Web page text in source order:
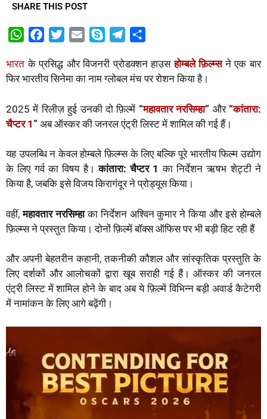
SHARE THIS POST
W
a
t
A
p
c
e
o
o
t
e
r
a
i
y
p
l
e
r
a
a
r
भारत के प्रसिद्ध और विजनरी प्रोडक्शन हाउसहोम्बले फ़िल्म्सने एक बार
फिर भारतीय सिनेमा का नाम ग्लोबल मंच पर रोशन किया है।
2025 में रिलीज़ हुई उनकी दो फ़िल्में “महावतार नरसिम्हा” और “कांतारा:
चैप्टर1” अब ऑस्कर की जनरल एंट्री लिस्ट में शामिल की गई हैं।
यह उपलब्धि न केवल होम्बले फ़िल्म्स के लिए बल्कि पूरे भारतीय फिल्म उद्योग
के लिए गर्व का विषय है।कांतारा:चैप्टर1 का निर्देशन ऋषभ शेट्टी ने
किया है, जबकि इसे विजय किरागंदूर ने प्रोड्यूस किया।
वहीं,महावतार नरसिम्हाका निर्देशन अश्विन कुमार ने किया और इसे होम्बले
फ़िल्म्स ने प्रस्तुत किया। दोनों फ़िल्में बॉक्स ऑफिस पर भी बड़ी हिट रही हैं
और अपनी बेहतरीन कहानी, तकनीकी कौशल और सांस्कृतिक प्रस्तुति के
लिए दर्शकों और आलोचकों द्वारा खूब सराही गई हैं। ऑस्कर की जनरल
एंट्री लिस्ट में शामिल होने के बाद अब ये फ़िल्में विभिन्न बड़ी अवार्ड कैटेगरी
में नामांकन के लिए आगे बढ़ेंगी।